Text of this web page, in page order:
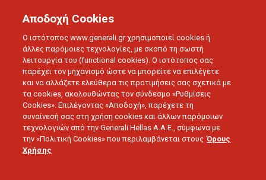
LOVE U
Αποδοχή Cookies
Ο ιστότοπος www.generali.gr χρησιμοποιεί cookies ή
άλλες παρόμοιες τεχνολογίες, με σκοπό τη σωστή
λειτουργία του (functional cookies). Ο ιστότοπος σας
παρέχει τον μηχανισμό ώστε να μπορείτε να επιλέγετε
και να αλλάζετε ελεύθερα τις προτιμήσεις σας σχετικά με
τα cookies, ακολουθώντας τον σύνδεσμο «Ρυθμίσεις
Cookies». Επιλέγοντας «Αποδοχή», παρέχετε τη
συναίνεσή σας στη χρήση cookies και άλλων παρόμοιων
τεχνολογιών από την Generali Hellas A.A.E., σύμφωνα με
την «Πολιτική Cookies» που περιλαμβάνεται στους Όρους
Χρήσης